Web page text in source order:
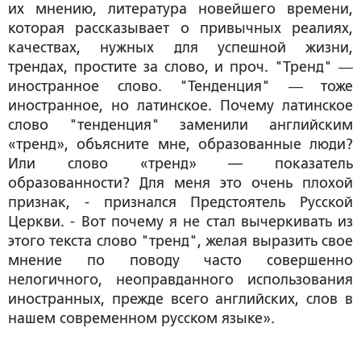
их мнению, литература новейшего времени,
которая рассказывает о привычных реалиях,
качествах, нужных для успешной жизни,
трендах, простите за слово, и проч. "Тренд" ―
иностранное слово. "Тенденция" ― тоже
иностранное, но латинское. Почему латинское
слово "тенденция" заменили английским
«тренд», объясните мне, образованные люди?
Или слово «тренд» — показатель
образованности? Для меня это очень плохой
признак, - признался Предстоятель Русской
Церкви. - Вот почему я не стал вычеркивать из
этого текста слово "тренд", желая выразить свое
мнение по поводу часто совершенно
нелогичного, неоправданного использования
иностранных, прежде всего английских, слов в
нашем современном русском языке».